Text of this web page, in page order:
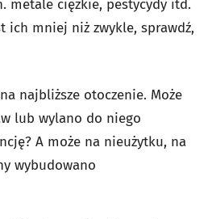
metale ciężkie, pestycydy itd.
ich mniej niż zwykle, sprawdź,
najbliższe otoczenie. Może
lub wylano do niego
A może na nieużytku, na
wybudowano